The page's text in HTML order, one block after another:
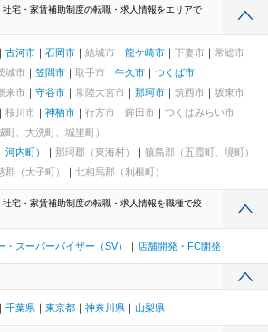
宅・家賃補助制度の転職・求人情報をエリアで
古河市 石岡市 結城市 龍ケ崎市 下妻市
常総市
城市 笠間市 取手市 牛久市
つくば市
来市 守谷市 常陸大宮市 那珂市 筑西市
坂東市
桜川市 神栖市 行方市 鉾田市
つくばみらい市
町、大洗町、城里町）
内町）
那珂郡（東海村）
猿島郡（五霞町、境町）
郡（大子町） 北相馬郡（利根町）
宅・家賃補助制度の転職・求人情報を職種で絞
・スーパーバイザー（SV） 店舗開発・FC開発
千葉県 東京都 神奈川県 山梨県